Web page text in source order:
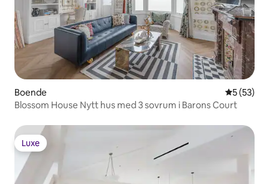
Boende 5 av 5 i
5 (53)
Blossom House Nytt hus med 3 sovrum i Barons Court
Luxe
Luxe